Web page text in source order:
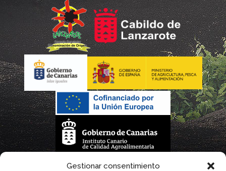
Gestionar consentimiento
La gestión de la DOP Lanzarote realizada por este Consejo Regulador es financiada,